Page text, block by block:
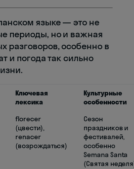
языке — это не
периоды, но и важная
разговоров, особенно в
и погода так сильно
Ключевая
лексика
Культурные
особенности
florecer
(цвести),
renacer
(возрождаться)
Сезон
праздников и
фестивалей,
особенно
Semana Santa
(Святая